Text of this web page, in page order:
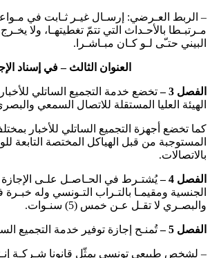
– الربط العـرضي: إرسـال غيـر ثـابت في
مـرتبـطا بالأحـداث التي تتمّ تغطيتهـا، ولا
البيني حتـّى لـو كـان مبـاشـرا.
العنوان الثالث – في إسناد
الفصل 3 –
تخضع خدمة التجميع الساتلي
الهيئة العليا المستقلة للاتصال السمعي
كما تخضع أجهزة التجميع الساتلي للأخبار
المستوجبة من قبل الهياكل المختصة التابعة
بالاتصالات.
الفصل 4 –
يُشتـرط في الحـاصـل علـى
الجنسية ومقيمـا بالتـراب التـونسي وله
والبصـري لا تقـل عـن خمس (5) سنـوات.
الفصل 5 – تُمنـح إجازة توفير خدمة التجميع
– لشخص طبيعي تونسي يمثّل قانونا شـركـة